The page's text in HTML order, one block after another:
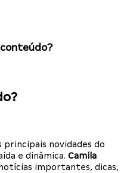
principais novidades do
e dinâmica. Camila
importantes, dicas,